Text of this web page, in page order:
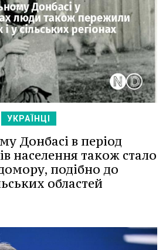
УКРАЇНЦІ
Донбасі в період
населення також стало
подібно до
областей